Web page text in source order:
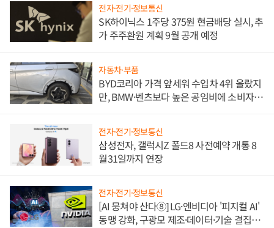
전자·전기·정보통신
SK하이닉스 1주당 375원 현금배당 실시, 추
가 주주환원 계획 9월 공개 예정
자동차·부품
BYD코리아 가격 앞세워 수입차 4위 올랐지
만, BMW·벤츠보다 높은 공임비에 소비자
전자·전기·정보통신
삼성전자, 갤럭시Z 폴드8 사전예약 개통 8
월31일까지 연장
전자·전기·정보통신
[AI 뭉쳐야 산다⑧] LG·엔비디아 '피지컬 AI'
동맹 강화, 구광모 제조·데이터·기술 결집